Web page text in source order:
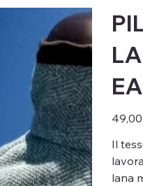
Prezzo
Il
lana